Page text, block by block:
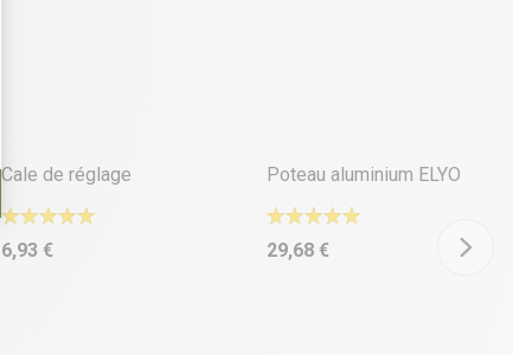
Cale de réglage
6,93 €
Poteau aluminium ELYO
29,68 €